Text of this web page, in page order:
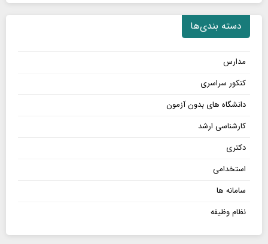
دسته بندی‌ها
مدارس
کنکور سراسری
دانشگاه های بدون آزمون
کارشناسی ارشد
دکتری
استخدامی
سامانه ها
نظام وظیفه